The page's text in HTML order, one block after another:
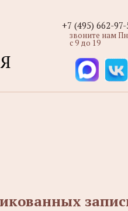
+7 (495) 662-97-
звоните нам
с 9 до 19